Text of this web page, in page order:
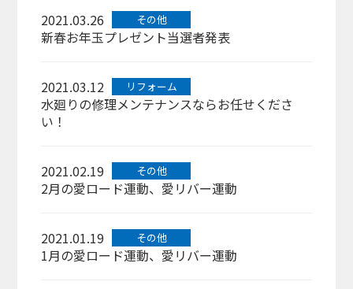
2021.03.26 その他
新春お年玉プレゼント当選者発表
2021.03.12 リフォーム
水廻りの修理メンテナンスならお任せくださ
い！
2021.02.19 その他
2月の愛ロード運動、愛リバー運動
2021.01.19 その他
1月の愛ロード運動、愛リバー運動